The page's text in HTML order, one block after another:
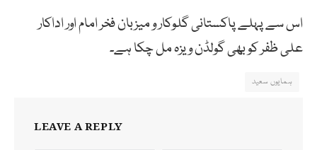
اس سے پہلے پاکستانی گلوکار و میزبان فخر امام اور اداکار
علی ظفر کو بھی گولڈن ویزہ مل چکا ہے۔
ہمایوں سعید
LEAVE A REPLY